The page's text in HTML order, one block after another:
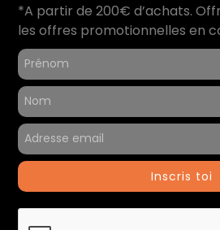
*A partir de 200€ d’achats.
les offres promotionnelles en
Inscris toi